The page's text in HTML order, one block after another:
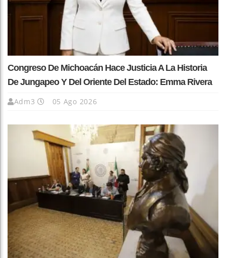
Congreso De Michoacán Hace Justicia A La Historia
De Jungapeo Y Del Oriente Del Estado: Emma Rivera
Adm3 05 Ago 2026